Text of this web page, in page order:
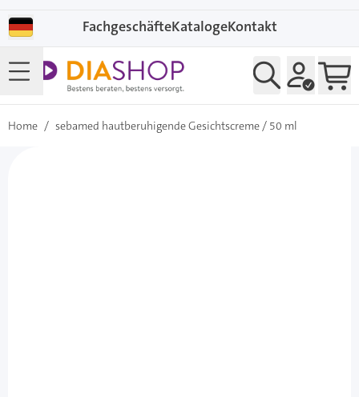
FachgeschäfteKatalogeKontakt
Home / sebamed hautberuhigende Gesichtscreme / 50 ml